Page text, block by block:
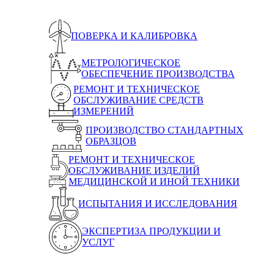
ПОВЕРКА И КАЛИБРОВКА
МЕТРОЛОГИЧЕСКОЕ
ОБЕСПЕЧЕНИЕ ПРОИЗВОДСТВА
РЕМОНТ И ТЕХНИЧЕСКОЕ
ОБСЛУЖИВАНИЕ СРЕДСТВ
ИЗМЕРЕНИЙ
ПРОИЗВОДСТВО СТАНДАРТНЫХ
ОБРАЗЦОВ
РЕМОНТ И ТЕХНИЧЕСКОЕ
ОБСЛУЖИВАНИЕ ИЗДЕЛИЙ
МЕДИЦИНСКОЙ И ИНОЙ ТЕХНИКИ
ИСПЫТАНИЯ И ИССЛЕДОВАНИЯ
ЭКСПЕРТИЗА ПРОДУКЦИИ И
УСЛУГ